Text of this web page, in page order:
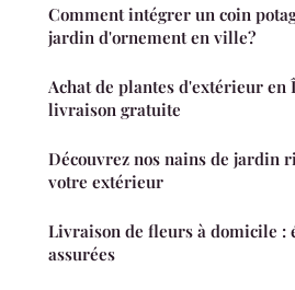
Comment intégrer un coin
jardin d'ornement en ville?
Achat de plantes d'extérieur
livraison gratuite
Découvrez nos nains de jardin
votre extérieur
Livraison de fleurs à domicile :
assurées